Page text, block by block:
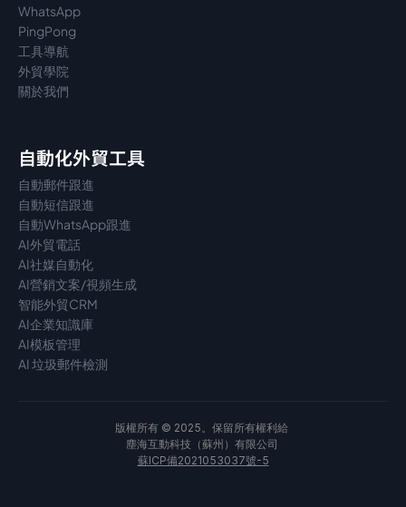
WhatsApp
PingPong
工具導航
外貿學院
關於我們
自動化外貿工具
自動郵件跟進
自動短信跟進
自動WhatsApp跟進
AI外貿電話
AI社媒自動化
AI營銷文案/視頻生成
智能外貿CRM
AI企業知識庫
AI模板管理
AI 垃圾郵件檢測
版權所有 © 2025。保留所有權利給
塵海互動科技（蘇州）有限公司
蘇ICP備2021053037號-5